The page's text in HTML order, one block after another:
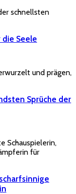
schnellsten
Seele
und prägen,
Sprüche der
Schauspielerin,
für